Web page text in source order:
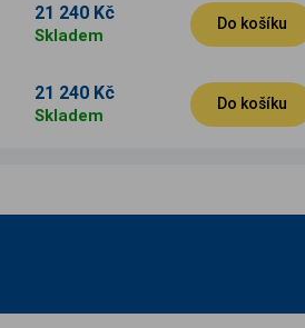
21 240 Kč
Skladem
Do košíku
21 240 Kč
Skladem
Do košíku